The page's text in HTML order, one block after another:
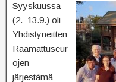
Syyskuussa
(2.–13.9.) oli
Yhdistyneitten
Raamattuseur
ojen
järjestämä